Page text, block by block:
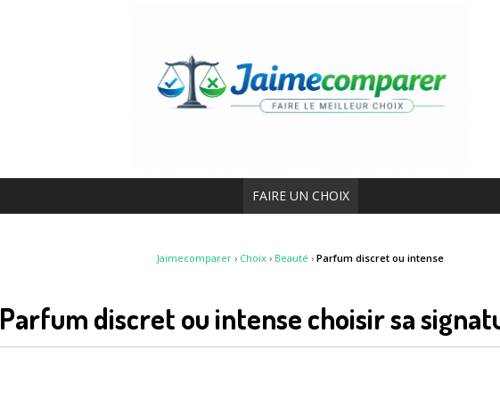
FAIRE UN CHOIX
Jaimecomparer › Choix › Beauté › Parfum discret ou intense
Parfum discret ou intense choisir sa